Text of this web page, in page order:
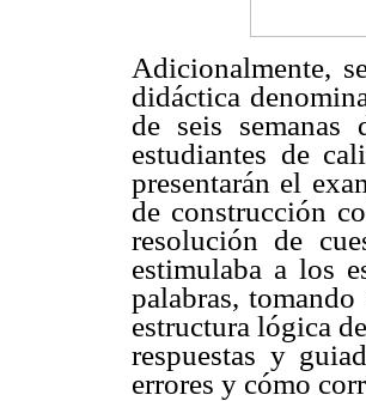
Adicionalmente,
didáctica
de seis
estudiantes de
presentarán el
de construcción
resolución de
estimulaba a los
palabras,
estructura lógica
respuestas y
errores y cómo